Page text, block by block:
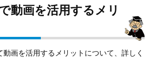
動画を活用するメリ
画を活用するメリットについて、詳しく